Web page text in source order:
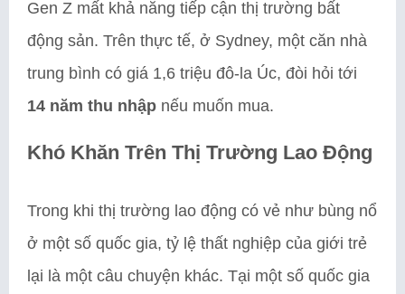
Gen Z mất khả năng tiếp cận thị trường bất
động sản. Trên thực tế, ở Sydney, một căn nhà
trung bình có giá 1,6 triệu đô-la Úc, đòi hỏi tới
14 năm thu nhập nếu muốn mua.
Khó Khăn Trên Thị Trường Lao Động
Trong khi thị trường lao động có vẻ như bùng nổ
ở một số quốc gia, tỷ lệ thất nghiệp của giới trẻ
lại là một câu chuyện khác. Tại một số quốc gia